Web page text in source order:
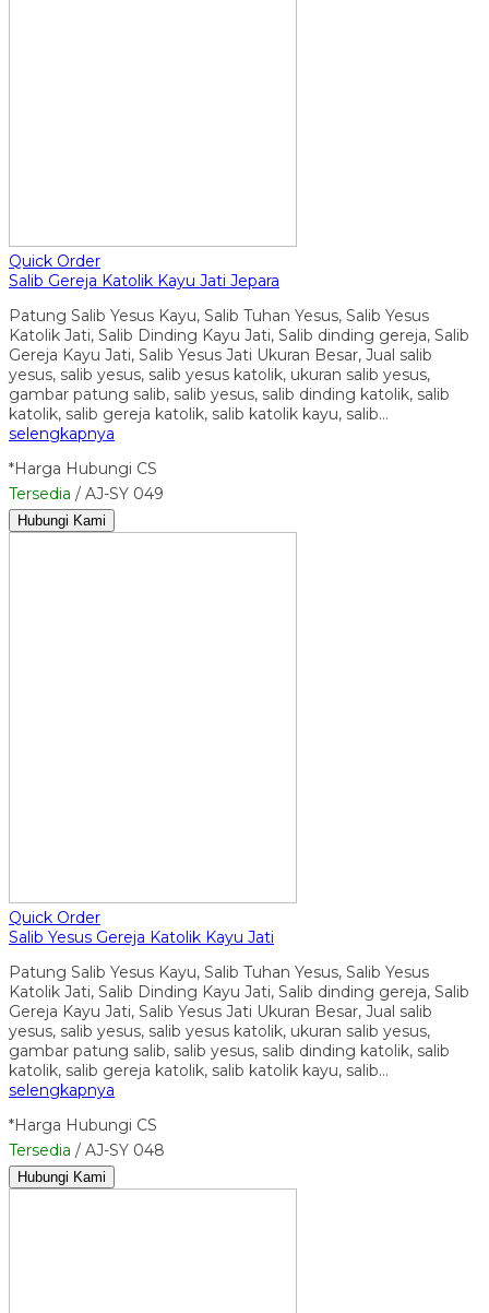
Quick Order
Salib Gereja Katolik Kayu Jati Jepara
Patung Salib Yesus Kayu, Salib Tuhan Yesus, Salib Yesus
Katolik Jati, Salib Dinding Kayu Jati, Salib dinding gereja, Salib
Gereja Kayu Jati, Salib Yesus Jati Ukuran Besar, Jual salib
yesus, salib yesus, salib yesus katolik, ukuran salib yesus,
gambar patung salib, salib yesus, salib dinding katolik, salib
katolik, salib gereja katolik, salib katolik kayu, salib…
selengkapnya
*Harga Hubungi CS
Tersedia / AJ-SY 049
Hubungi Kami
Quick Order
Salib Yesus Gereja Katolik Kayu Jati
Patung Salib Yesus Kayu, Salib Tuhan Yesus, Salib Yesus
Katolik Jati, Salib Dinding Kayu Jati, Salib dinding gereja, Salib
Gereja Kayu Jati, Salib Yesus Jati Ukuran Besar, Jual salib
yesus, salib yesus, salib yesus katolik, ukuran salib yesus,
gambar patung salib, salib yesus, salib dinding katolik, salib
katolik, salib gereja katolik, salib katolik kayu, salib…
selengkapnya
*Harga Hubungi CS
Tersedia / AJ-SY 048
Hubungi Kami